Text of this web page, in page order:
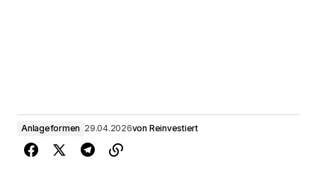
Anlageformen 29.04.2026von Reinvestiert